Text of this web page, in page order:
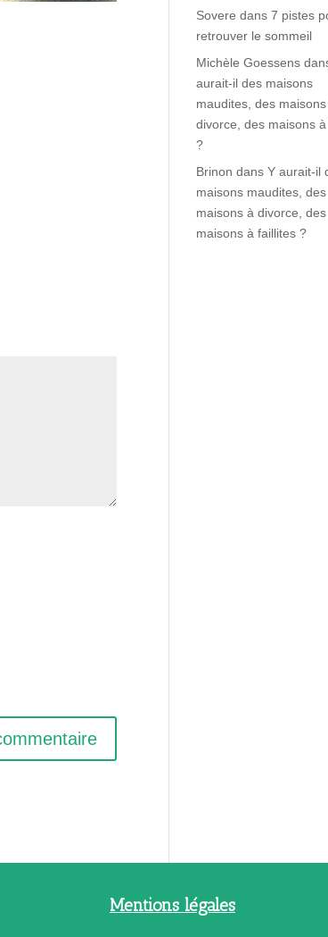
Sovere dans7 pistes
retrouver le sommeil
Michèle Goessens
aurait-il des maisons
maudites, des maisons
divorce, des maisons
?
Brinon dansY aurait-il
maisons maudites, des
maisons à divorce, des
maisons à faillites ?
Mentions légales